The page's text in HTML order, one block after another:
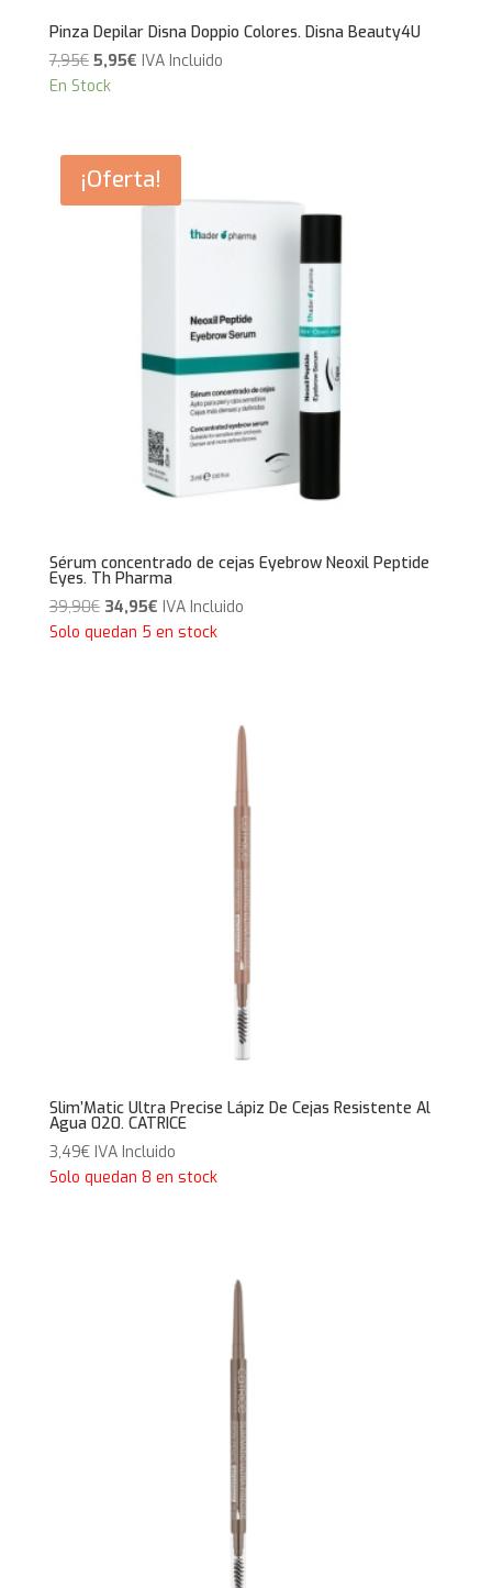
Pinza Depilar Disna Doppio Colores. Disna Beauty4U
7,95€ El
precio
7,95€.
5,95€El
5,95€.
IVA Incluido
En Stock
¡Oferta!
Sérum concentrado de cejas Eyebrow Neoxil Peptide
Eyes. Th Pharma
39,90€ El
precio
34,95€El
precio
IVA Incluido
Solo quedan 5 en stock
Slim’Matic Ultra Precise Lápiz De Cejas Resistente Al
Agua 020. CATRICE
3,49€ IVA Incluido
Solo quedan 8 en stock